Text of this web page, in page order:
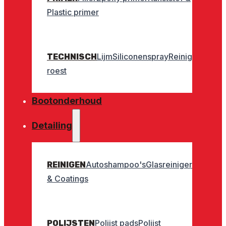
Plastic primer
TECHNISCHLijmSiliconensprayReinigers
roest
Bootonderhoud
Detailing
REINIGENAutoshampoo'sGlasreinigers
& Coatings
POLIJSTENPolijst padsPolijst